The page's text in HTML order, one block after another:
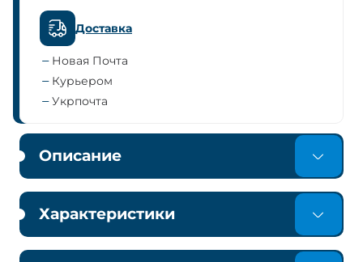
Доставка
Новая Почта
Курьером
Укрпочта
Описание
Характеристики